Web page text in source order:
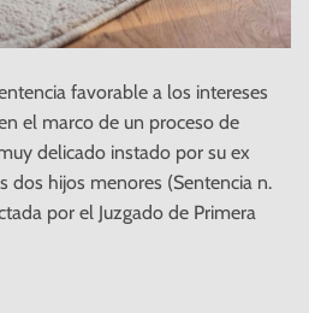
favorable a los intereses
el marco de un proceso de
delicado instado por su ex
dos hijos menores (Sentencia n.
por el Juzgado de Primera